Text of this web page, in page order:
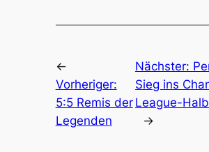
←
Vorheriger:
5:5 Remis der
Legenden
Nächster:
Sieg ins
League-
→